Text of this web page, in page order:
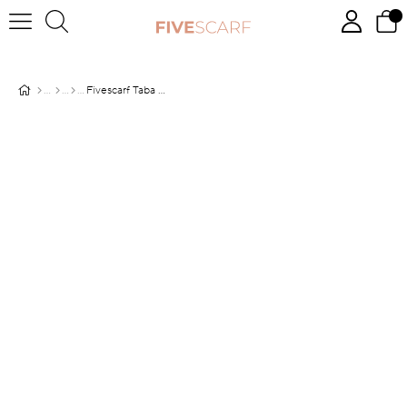
Fivescarf Taba Medine İpeği Şal